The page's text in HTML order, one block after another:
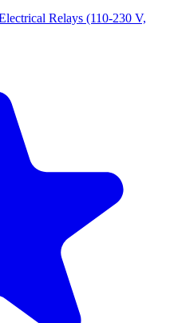
Relays (110-230 V,